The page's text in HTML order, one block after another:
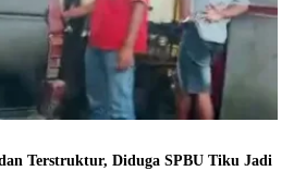
Terstruktur, Diduga SPBU Tiku Jadi